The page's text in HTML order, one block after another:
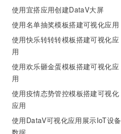
使用宜搭应用创建DataV大屏
使用名单抽奖模板搭建可视化应用
使用快乐转转转模板搭建可视化应
用
使用欢乐砸金蛋模板搭建可视化应
用
使用疫情态势管控模板搭建可视化
应用
使用DataV可视化应用展示IoT设备
数据